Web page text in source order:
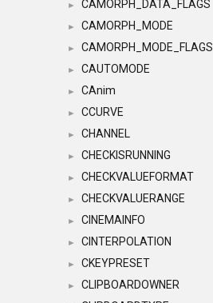
► CAMORPH_DATA_FLAGS
► CAMORPH_MODE
► CAMORPH_MODE_FLAGS
► CAUTOMODE
► CAnim
► CCURVE
► CHANNEL
► CHECKISRUNNING
► CHECKVALUEFORMAT
► CHECKVALUERANGE
► CINEMAINFO
► CINTERPOLATION
► CKEYPRESET
► CLIPBOARDOWNER